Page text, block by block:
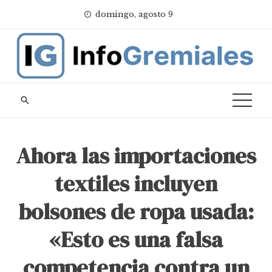
content
domingo, agosto 9
Ahora las importaciones
textiles incluyen
bolsones de ropa usada:
«Esto es una falsa